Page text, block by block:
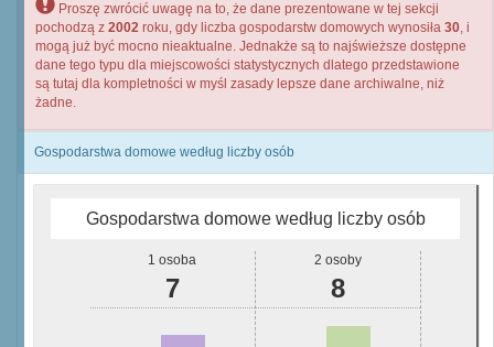
Proszę zwrócić uwagę na to, że dane prezentowane w tej sekcji
pochodzą z 2002 roku, gdy liczba gospodarstw domowych wynosiła 30, i
mogą już być mocno nieaktualne. Jednakże są to najświeższe dostępne
dane tego typu dla miejscowości statystycznych dlatego przedstawione
są tutaj dla kompletności w myśl zasady lepsze dane archiwalne, niż
żadne.
Gospodarstwa domowe według liczby osób
Gospodarstwa domowe według liczby osób
1 osoba
7
2 osoby
8